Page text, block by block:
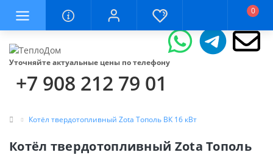
0
Уточняйте актуальные цены по телефону
+7 908 212 79 01
Котёл твердотопливный Zota Тополь ВК 16 кВт
Котёл твердотопливный Zota Тополь